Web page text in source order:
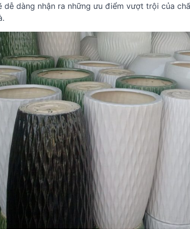
dễ dàng nhận ra những ưu điểm vượt trội của